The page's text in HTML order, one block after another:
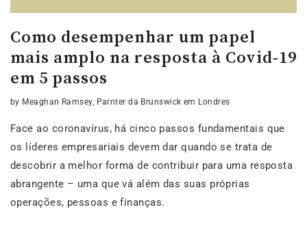
Como desempenhar um papel
mais amplo na resposta à Covid-19
em 5 passos
by Meaghan Ramsey, Parnter da Brunswick em Londres
Face ao coronavírus, há cinco passos fundamentais que
os líderes empresariais devem dar quando se trata de
descobrir a melhor forma de contribuir para uma resposta
abrangente – uma que vá além das suas próprias
operações, pessoas e finanças.